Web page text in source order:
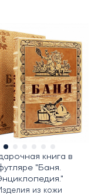
книга в
"Баня.
из кожи